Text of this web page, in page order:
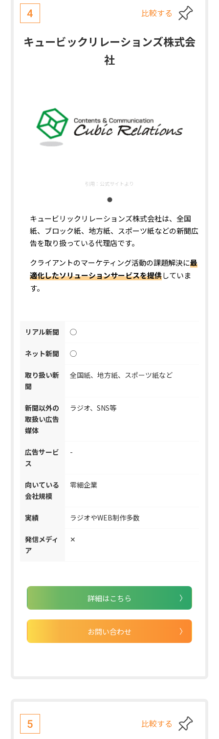
4 比較する
キュービックリレーションズ株式会
社
引用： 公式サイトより
キュービリックリレーションズ株式会社は、全国
紙、ブロック紙、地方紙、スポーツ紙などの新聞広
告を取り扱っている代理店です。
クライアントのマーケティング活動の課題解決に最
適化したソリューションサービスを提供していま
す。
リアル新聞 ◯
ネット新聞 ◯
取り扱い新
聞
全国紙、地方紙、スポーツ紙など
新聞以外の
取扱い広告
媒体
ラジオ、SNS等
広告サービ
ス
-
向いている
会社規模
零細企業
実績 ラジオやWEB制作多数
発信メディ
ア
✕
詳細はこちら
お問い合わせ
5 比較する